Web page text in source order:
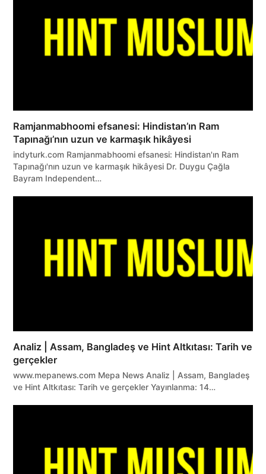
Ramjanmabhoomi efsanesi: Hindistan’ın Ram
Tapınağı’nın uzun ve karmaşık hikâyesi
indyturk.com Ramjanmabhoomi efsanesi: Hindistan'ın Ram
Tapınağı'nın uzun ve karmaşık hikâyesi Dr. Duygu Çağla
Bayram Independent…
Analiz | Assam, Bangladeş ve Hint Altkıtası: Tarih ve
gerçekler
www.mepanews.com Mepa News Analiz | Assam, Bangladeş
ve Hint Altkıtası: Tarih ve gerçekler Yayınlanma: 14…